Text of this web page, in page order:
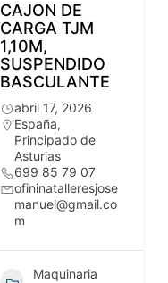
CAJON DE
CARGA TJM
1,10M,
SUSPENDIDO
BASCULANTE
abril 17, 2026
España,
Principado de
Asturias
699 85 79 07
ofininatalleresjose
manuel@gmail.co
m
Maquinaria